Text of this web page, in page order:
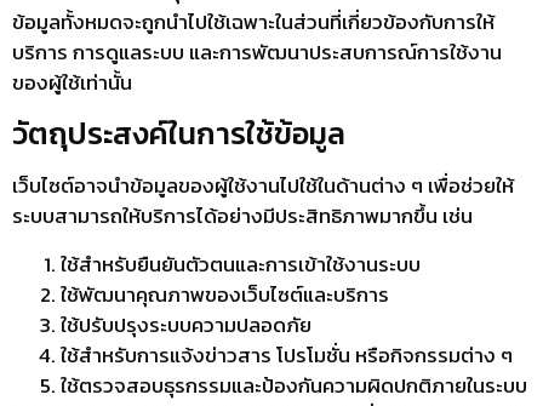
ข้อมูลทั้งหมดจะถูกนำไปใช้เฉพาะในส่วนที่เกี่ยวข้องกับการให้
บริการ การดูแลระบบ และการพัฒนาประสบการณ์การใช้งาน
ของผู้ใช้เท่านั้น
วัตถุประสงค์ในการใช้ข้อมูล
เว็บไซต์อาจนำข้อมูลของผู้ใช้งานไปใช้ในด้านต่าง ๆ เพื่อช่วยให้
ระบบสามารถให้บริการได้อย่างมีประสิทธิภาพมากขึ้น เช่น
ใช้สำหรับยืนยันตัวตนและการเข้าใช้งานระบบ
ใช้พัฒนาคุณภาพของเว็บไซต์และบริการ
ใช้ปรับปรุงระบบความปลอดภัย
ใช้สำหรับการแจ้งข่าวสาร โปรโมชั่น หรือกิจกรรมต่าง ๆ
ใช้ตรวจสอบธุรกรรมและป้องกันความผิดปกติภายในระบบ